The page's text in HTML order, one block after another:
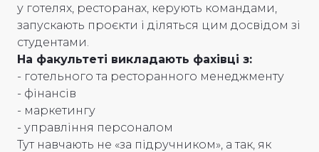
у готелях, ресторанах, керують командами,
запускають проєкти і діляться цим досвідом зі
студентами.
На факультеті викладають фахівці з:
- готельного та ресторанного менеджменту
- фінансів
- маркетингу
- управління персоналом
Тут навчають не «за підручником», а так, як